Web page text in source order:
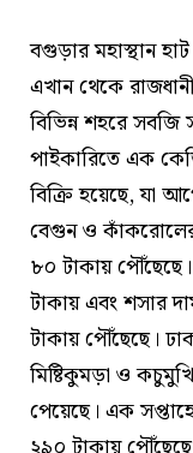
বগুড়ার মহাস্থান
এখান থেকে
বিভিন্ন শহরে
পাইকারিতে এক
বিক্রি হয়েছে, যা
বেগুন ও
৮০ টাকায়
টাকায় এবং শসার
টাকায় পৌঁছেছে।
মিষ্টিকুমড়া ও
পেয়েছে। এক